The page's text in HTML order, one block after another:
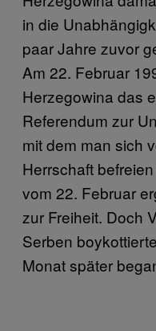
in die
paar Jahre zuvor
Am 22. Februar
Herzegowina das
Referendum zur
mit dem man sich
Herrschaft
vom 22. Februar
zur Freiheit. Doch
Serben
Monat später